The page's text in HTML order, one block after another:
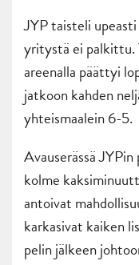
JYP taisteli
yritystä ei palkittu.
areenalla päättyi
jatkoon kahden
yhteismaalein 6-5.
Avauserässä
kolme
antoivat
karkasivat kaiken
pelin jälkeen